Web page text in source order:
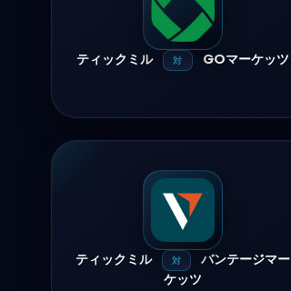
ティックミル 対 GOマーケッツ
ティックミル 対
バンテージマー
ケッツ